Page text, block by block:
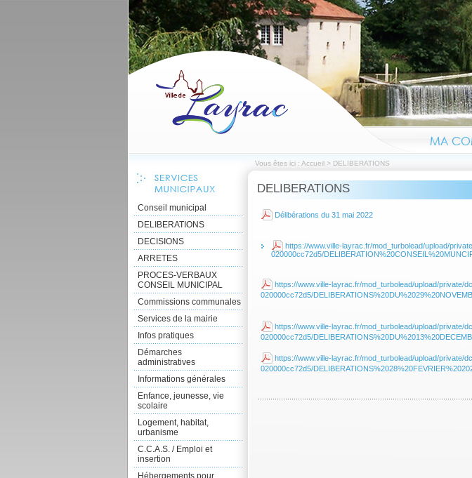
Vous êtes ici : Accueil > DELIBERATIONS
Conseil municipal
DELIBERATIONS
DECISIONS
ARRETES
PROCES-VERBAUX
CONSEIL MUNICIPAL
Commissions communales
Services de la mairie
Infos pratiques
Démarches
administratives
Informations générales
Enfance, jeunesse, vie
scolaire
Logement, habitat,
urbanisme
C.C.A.S. / Emploi et
insertion
Hébergements pour
DELIBERATIONS
Délibérations du 31 mai 2022
https://www.ville-layrac.fr/mod_turbolead/upload/
020000cc72d5/
https://www.ville-layrac.fr/mod_turbolead/upload/private/
020000cc72d5/
https://www.ville-layrac.fr/mod_turbolead/upload/private/
020000cc72d5/
https://www.ville-layrac.fr/mod_turbolead/upload/private/
020000cc72d5/